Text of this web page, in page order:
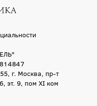
г. Москва, пр-т
эт. 9, пом XI ком